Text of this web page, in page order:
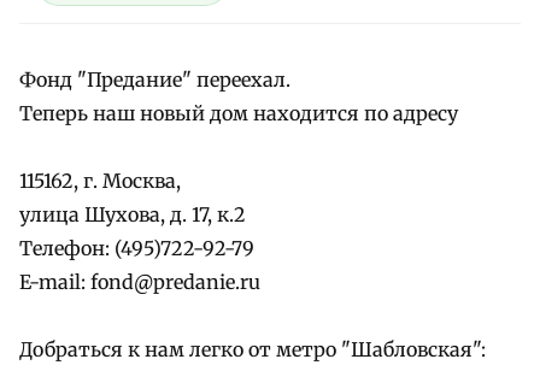
Фонд "Предание" переехал.
Теперь наш новый дом находится по адресу
115162, г. Москва,
улица Шухова, д. 17, к.2
Телефон: (495)722-92-79
E-mail: fond@predanie.ru
Добраться к нам легко от метро "Шабловская":